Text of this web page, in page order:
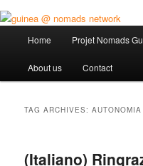
Skip to primary content
Skip to secondary content
Home Projet Nomads
About us Contact
TAG ARCHIVES:AUTONOMIA
(Italiano)